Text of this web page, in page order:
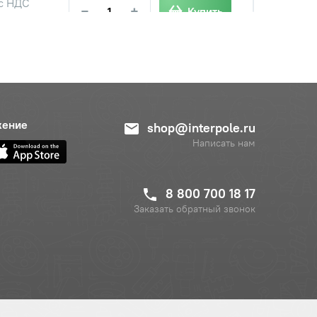
НДС
− + Купить
+ Купить
НДС
shop@interpole.ru
Написать нам
8 800 700 18 17
Заказать обратный звонок